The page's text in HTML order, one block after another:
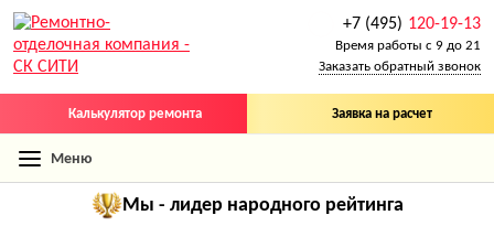
Калькулятор ремонта Заявка на расчет
+7 (495) 120-19-13
Время работы с 9 до 21
Заказать обратный звонок
Меню
Мы - лидер народного рейтинга